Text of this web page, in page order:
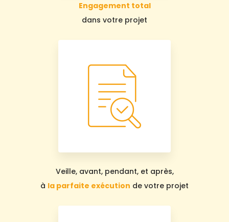
Engagement total
dans votre projet
Veille, avant, pendant, et après,
à la parfaite exécution de votre projet